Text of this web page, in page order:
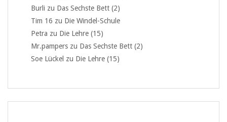
Burli zu Das Sechste Bett (2)
Tim 16 zu Die Windel-Schule
Petra zu Die Lehre (15)
Mr.pampers zu Das Sechste Bett (2)
Soe Lückel zu Die Lehre (15)